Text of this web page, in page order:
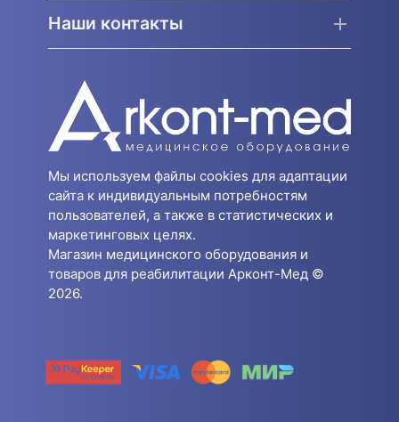
Наши контакты
Мы используем файлы cookies для адаптации
сайта к индивидуальным потребностям
пользователей, а также в статистических и
маркетинговых целях.
Магазин медицинского оборудования и
товаров для реабилитации Арконт-Мед ©
2026.